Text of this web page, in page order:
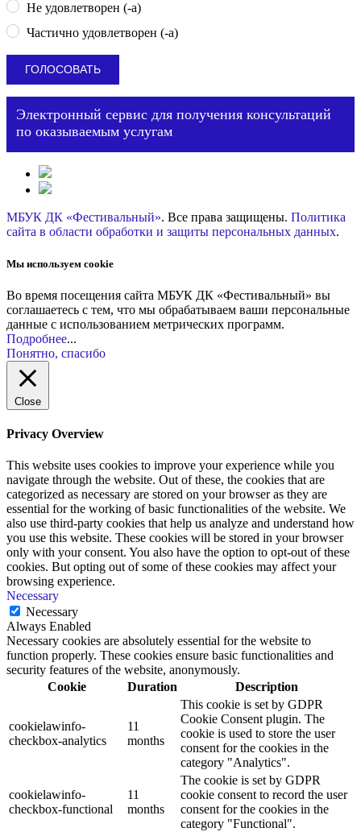
Не удовлетворен (-а)
Частично удовлетворен (-а)
Электронный сервис для получения консультаций
по оказываемым услугам
МБУК ДК «Фестивальный». Все права защищены. Политика
сайта в области обработки и защиты персональных данных.
Мы используем cookie
Во время посещения сайта МБУК ДК «Фестивальный» вы
соглашаетесь с тем, что мы обрабатываем ваши персональные
данные с использованием метрических программ.
Подробнее...
Понятно, спасибо
Close
Privacy Overview
This website uses cookies to improve your experience while you
navigate through the website. Out of these, the cookies that are
categorized as necessary are stored on your browser as they are
essential for the working of basic functionalities of the website. We
also use third-party cookies that help us analyze and understand how
you use this website. These cookies will be stored in your browser
only with your consent. You also have the option to opt-out of these
cookies. But opting out of some of these cookies may affect your
browsing experience.
Necessary
Necessary
Always Enabled
Necessary cookies are absolutely essential for the website to
function properly. These cookies ensure basic functionalities and
security features of the website, anonymously.
Cookie
Duration Description
cookielawinfo-
checkbox-analytics
11
months
This cookie is set by GDPR
Cookie Consent plugin. The
cookie is used to store the user
consent for the cookies in the
category "Analytics".
cookielawinfo-
checkbox-functional
11
months
The cookie is set by GDPR
cookie consent to record the user
consent for the cookies in the
category "Functional".